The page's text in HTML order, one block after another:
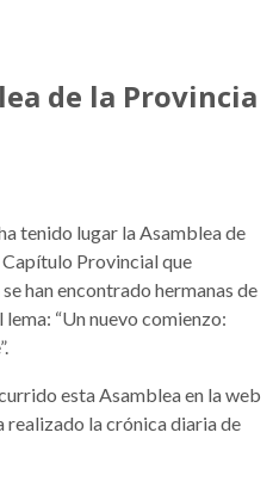
de la Provincia
tenido lugar la Asamblea de
Provincial que
han encontrado hermanas de
“Un nuevo comienzo:
esta Asamblea en la web
realizado la crónica diaria de